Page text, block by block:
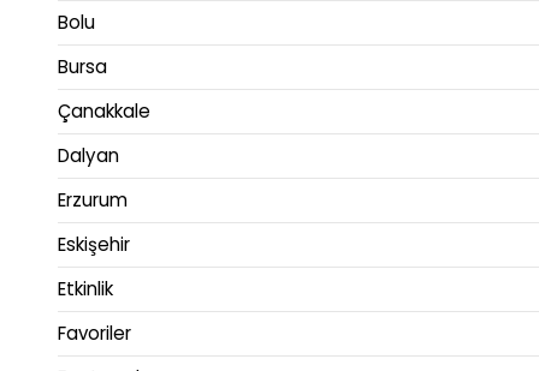
Bolu
Bursa
Çanakkale
Dalyan
Erzurum
Eskişehir
Etkinlik
Favoriler